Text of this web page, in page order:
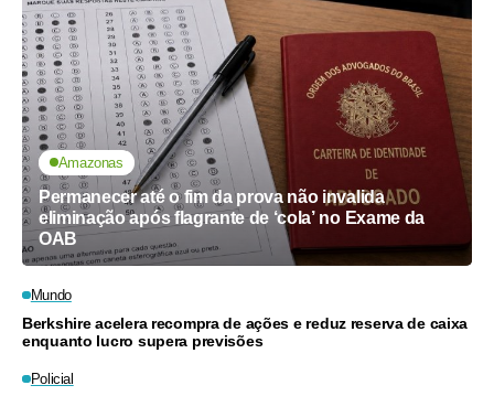
Amazonas
Permanecer até o fim da prova não invalida
eliminação após flagrante de ‘cola’ no Exame da
OAB
Mundo
Berkshire acelera recompra de ações e reduz reserva de caixa
enquanto lucro supera previsões
Policial